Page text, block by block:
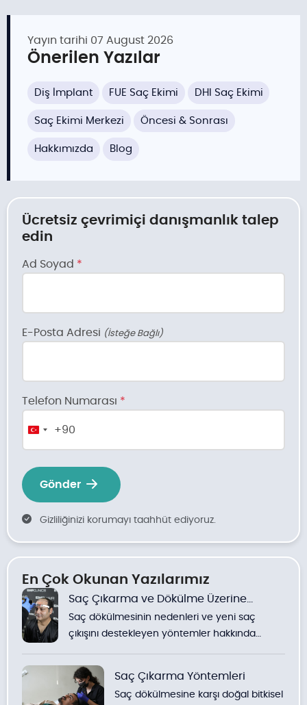
Yayın tarihi 07 August 2026
Önerilen Yazılar
Diş İmplant FUE Saç Ekimi DHI Saç Ekimi
Saç Ekimi Merkezi Öncesi & Sonrası
Hakkımızda Blog
Ücretsiz çevrimiçi danışmanlık talep
edin
Ad Soyad *
E-Posta Adresi (İsteğe Bağlı)
Telefon Numarası *
Turkey
+90
+90
Gönder
Gizliliğinizi korumayı taahhüt ediyoruz.
En Çok Okunan Yazılarımız
Saç Çıkarma ve Dökülme Üzerine
Yöntemler
Saç dökülmesinin nedenleri ve yeni saç
çıkışını destekleyen yöntemler hakkında
Saç Çıkarma Yöntemleri
Saç dökülmesine karşı doğal bitkisel